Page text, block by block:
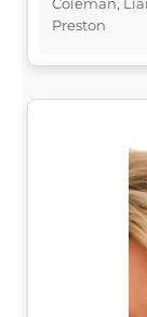
Preston